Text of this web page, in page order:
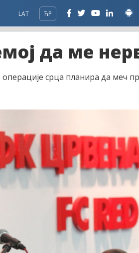
LAT ЋР
да ме
срца планира да меч